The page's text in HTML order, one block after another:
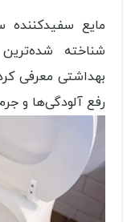
مایع
شناخته
بهداشتی معرفی
رفع آلودگی‌ها و